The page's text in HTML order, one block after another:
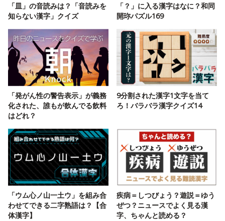
「皿」の音読みは？「音読みを
知らない漢字」クイズ
「？」に入る漢字はなに？和同
開珎パズル169
「発がん性の警告表示」が義務
化された、誰もが飲んでる飲料
はどれ？
9分割された漢字1文字を当て
ろ！バラバラ漢字クイズ14
「ウム心ノ山一土ウ」を組み合
わせてできる二字熟語は？【合
体漢字】
疾病＝しつびょう？遊説＝ゆう
ぜつ？ニュースでよく見る漢
字、ちゃんと読める？